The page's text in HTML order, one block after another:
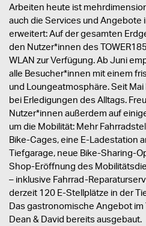
Arbeiten heute ist
auch die Services und Angebote
erweitert: Auf der gesamten
den Nutzer*innen des
WLAN zur Verfügung. Ab Juni
alle Besucher*innen mit einem
und Loungeatmosphäre. Seit
bei Erledigungen des Alltags.
Nutzer*innen außerdem auf
um die Mobilität: Mehr
Bike-Cages, eine E-Ladestation
Tiefgarage, neue Bike-Sharing-
Shop-Eröffnung des
– inklusive Fahrrad-
derzeit 120 E-Stellplätze in der
Das gastronomische Angebot im
Dean & David bereits ausgebaut.